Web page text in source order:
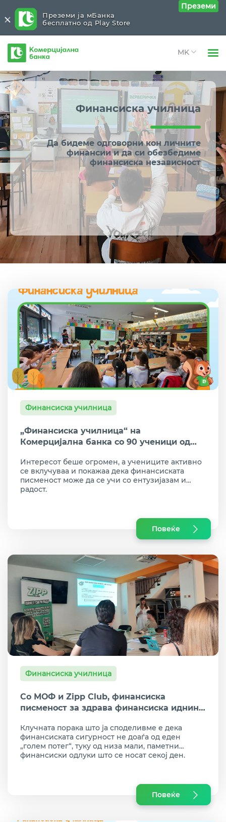
Open
Физички лица
Open
Правни лица
За нас
Блог
Close submenu (Блог) Блог
Лични финансии
Банкарство 24/7
Паметен бизнис
Трендови и анализи
КБ тим
Финансиска училница
Интернет банка
Комерцијална
банка
Финансиска училница
Да бидеме одговорни кон личните
финансии и да си обезбедиме
финансиска независност
Финансиска училница
„Финансиска училница“ на
Комерцијална банка со 90 ученици од
Скопје
Интересот беше огромен, а учениците активно
се вклучуваа и покажаа дека финансиската
писменост може да се учи со ентузијазам и
радост.
Повеќе
Финансиска училница
Со МОФ и Zipp Club, финансиска
писменост за здрава финансиска иднина
Клучната порака што ја споделивме е дека
финансиската сигурност не доаѓа од еден
„голем потег“, туку од низа мали, паметни
финансиски одлуки што се носат секој ден.
Повеќе
Преземи ја мБанка
бесплатно од Play Store
Преземи